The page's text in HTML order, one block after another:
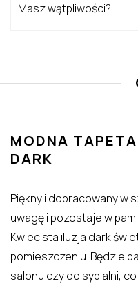
dark
Masz wątpliwości?
MODNA
DARK
Piękny i dopracowany w
uwagę i pozostaje w
Kwiecista iluzja dark
pomieszczeniu. Będzie
salonu czy do sypialni,